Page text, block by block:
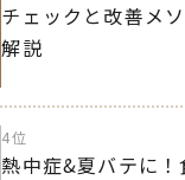
チェックと改善メ
解説
4位
熱中症&夏バテに